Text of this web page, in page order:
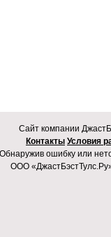
Cайт компании
Контакты Условия
Обнаружив ошибку или
ООО